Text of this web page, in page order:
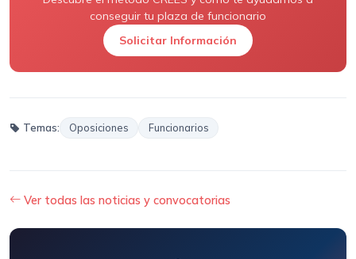
conseguir tu plaza de funcionario
Solicitar Información
Temas: Oposiciones Funcionarios
Ver todas las noticias y convocatorias